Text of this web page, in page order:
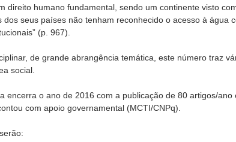
direito humano fundamental, sendo um continente visto
dos seus países não tenham reconhecido o acesso à água
(p. 967).
de grande abrangência temática, este número traz
social.
encerra o ano de 2016 com a publicação de 80 artigos/ano
com apoio governamental (MCTI/CNPq).